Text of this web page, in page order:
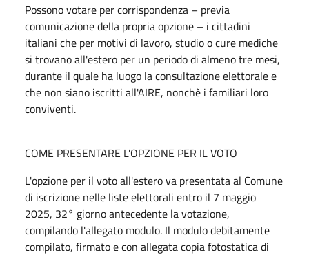
Possono votare per corrispondenza – previa
comunicazione della propria opzione – i cittadini
italiani che per motivi di lavoro, studio o cure mediche
si trovano all'estero per un periodo di almeno tre mesi,
durante il quale ha luogo la consultazione elettorale e
che non siano iscritti all'AIRE, nonchè i familiari loro
conviventi.
COME PRESENTARE L'OPZIONE PER IL VOTO
L'opzione per il voto all'estero va presentata al Comune
di iscrizione nelle liste elettorali entro il 7 maggio
2025, 32° giorno antecedente la votazione,
compilando l'allegato modulo. Il modulo debitamente
compilato, firmato e con allegata copia fotostatica di